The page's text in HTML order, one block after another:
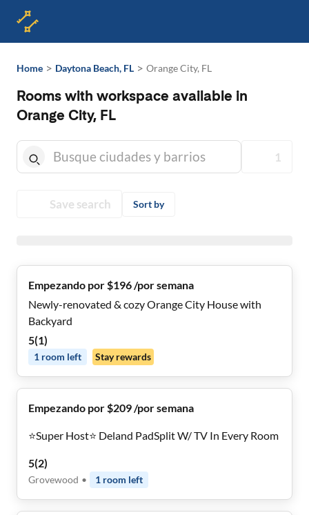
Home > Daytona Beach, FL > Orange City, FL
Rooms with workspace available in
Orange City, FL
1
Save search Sort by
Empezando por $196 /por semana
Newly-renovated & cozy Orange City House with
Backyard
5(1)
1 room left Stay rewards
Empezando por $209 /por semana
⭐️Super Host⭐️ Deland PadSplit W/ TV In Every Room
5(2)
Grovewood • 1 room left